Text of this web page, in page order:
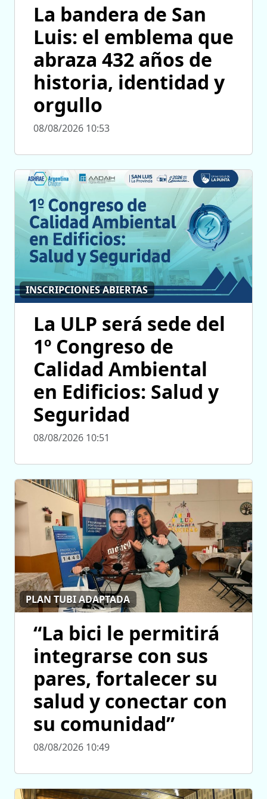
La bandera de San
Luis: el emblema que
abraza 432 años de
historia, identidad y
orgullo
08/08/2026 10:53
INSCRIPCIONES ABIERTAS
La ULP será sede del
1º Congreso de
Calidad Ambiental
en Edificios: Salud y
Seguridad
08/08/2026 10:51
PLAN TUBI ADAPTADA
“La bici le permitirá
integrarse con sus
pares, fortalecer su
salud y conectar con
su comunidad”
08/08/2026 10:49